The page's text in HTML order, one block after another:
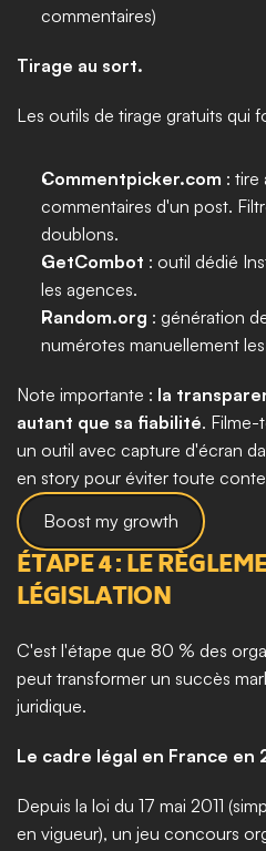
commentaires)
Tirage au sort.
Les outils de tirage gratuits qui
Commentpicker.com : tire
commentaires d'un post.
doublons.
GetCombot : outil dédié
les agences.
Random.org : génération
numérotes manuellement
Note importante : la
autant que sa fiabilité. Filme-
un outil avec capture d'écran
en story pour éviter toute
Boost my growth
ÉTAPE 4 : LE
LÉGISLATION
C'est l'étape que 80 % des
peut transformer un succès
juridique.
Le cadre légal en France en
Depuis la loi du 17 mai 2011
en vigueur), un jeu concours